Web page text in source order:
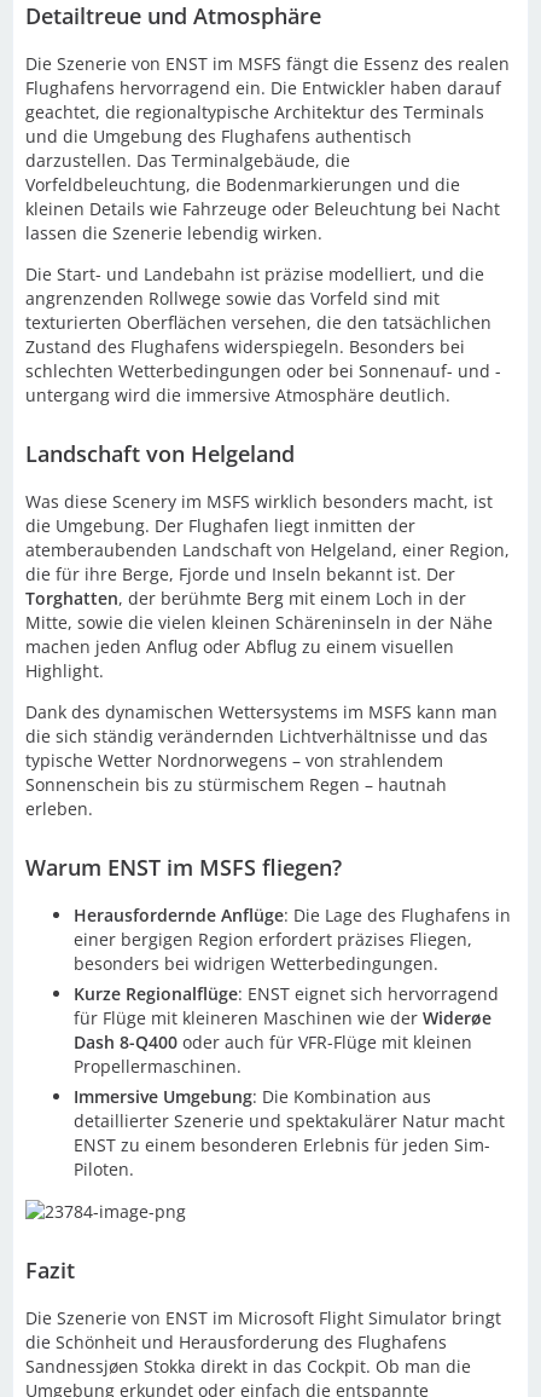
Detailtreue und Atmosphäre
Die Szenerie von ENST im MSFS fängt die Essenz des realen
Flughafens hervorragend ein. Die Entwickler haben darauf
geachtet, die regionaltypische Architektur des Terminals
und die Umgebung des Flughafens authentisch
darzustellen. Das Terminalgebäude, die
Vorfeldbeleuchtung, die Bodenmarkierungen und die
kleinen Details wie Fahrzeuge oder Beleuchtung bei Nacht
lassen die Szenerie lebendig wirken.
Die Start- und Landebahn ist präzise modelliert, und die
angrenzenden Rollwege sowie das Vorfeld sind mit
texturierten Oberflächen versehen, die den tatsächlichen
Zustand des Flughafens widerspiegeln. Besonders bei
schlechten Wetterbedingungen oder bei Sonnenauf- und -
untergang wird die immersive Atmosphäre deutlich.
Landschaft von Helgeland
Was diese Scenery im MSFS wirklich besonders macht, ist
die Umgebung. Der Flughafen liegt inmitten der
atemberaubenden Landschaft von Helgeland, einer Region,
die für ihre Berge, Fjorde und Inseln bekannt ist. Der
Torghatten, der berühmte Berg mit einem Loch in der
Mitte, sowie die vielen kleinen Schäreninseln in der Nähe
machen jeden Anflug oder Abflug zu einem visuellen
Highlight.
Dank des dynamischen Wettersystems im MSFS kann man
die sich ständig verändernden Lichtverhältnisse und das
typische Wetter Nordnorwegens – von strahlendem
Sonnenschein bis zu stürmischem Regen – hautnah
erleben.
Warum ENST im MSFS fliegen?
Herausfordernde Anflüge: Die Lage des Flughafens in
einer bergigen Region erfordert präzises Fliegen,
besonders bei widrigen Wetterbedingungen.
Kurze Regionalflüge: ENST eignet sich hervorragend
für Flüge mit kleineren Maschinen wie der Widerøe
Dash 8-Q400 oder auch für VFR-Flüge mit kleinen
Propellermaschinen.
Immersive Umgebung: Die Kombination aus
detaillierter Szenerie und spektakulärer Natur macht
ENST zu einem besonderen Erlebnis für jeden Sim-
Piloten.
Fazit
Die Szenerie von ENST im Microsoft Flight Simulator bringt
die Schönheit und Herausforderung des Flughafens
Sandnessjøen Stokka direkt in das Cockpit. Ob man die
Umgebung erkundet oder einfach die entspannte